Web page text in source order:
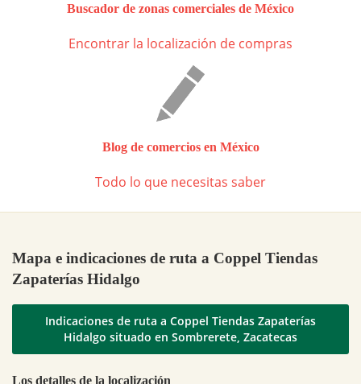
Buscador de zonas comerciales de México
Encontrar la localización de compras
Blog de comercios en México
Todo lo que necesitas saber
Mapa e indicaciones de ruta a Coppel Tiendas
Zapaterías Hidalgo
Indicaciones de ruta a Coppel Tiendas Zapaterías
Hidalgo situado en Sombrerete, Zacatecas
Los detalles de la localización